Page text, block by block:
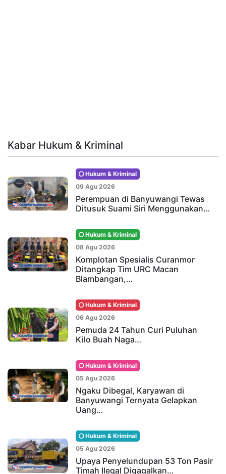
Kabar Hukum & Kriminal
Hukum & Kriminal
09 Agu 2026
Perempuan di Banyuwangi Tewas
Ditusuk Suami Siri Menggunakan…
Hukum & Kriminal
08 Agu 2026
Komplotan Spesialis Curanmor
Ditangkap Tim URC Macan
Blambangan,…
Hukum & Kriminal
06 Agu 2026
Pemuda 24 Tahun Curi Puluhan
Kilo Buah Naga…
Hukum & Kriminal
05 Agu 2026
Ngaku Dibegal, Karyawan di
Banyuwangi Ternyata Gelapkan
Uang…
Hukum & Kriminal
05 Agu 2026
Upaya Penyelundupan 53 Ton Pasir
Timah Ilegal Digagalkan…